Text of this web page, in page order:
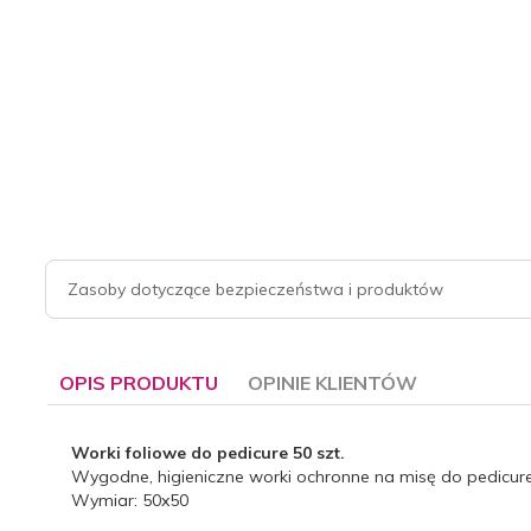
Zasoby dotyczące bezpieczeństwa i produktów
OPIS PRODUKTU OPINIE KLIENTÓW
Worki foliowe do pedicure 50 szt.
Wygodne, higieniczne worki ochronne na misę do
Wymiar: 50x50